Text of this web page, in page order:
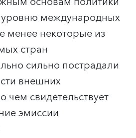
уровню международных
менее некоторые из
стран
сильно пострадали
внешних
чем свидетельствует
эмиссии